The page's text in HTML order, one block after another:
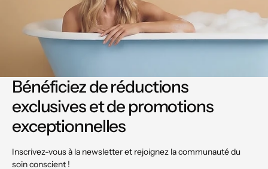
Bénéficiez de réductions
exclusives et de promotions
exceptionnelles
Inscrivez-vous à la newsletter et rejoignez la communauté du
soin conscient !